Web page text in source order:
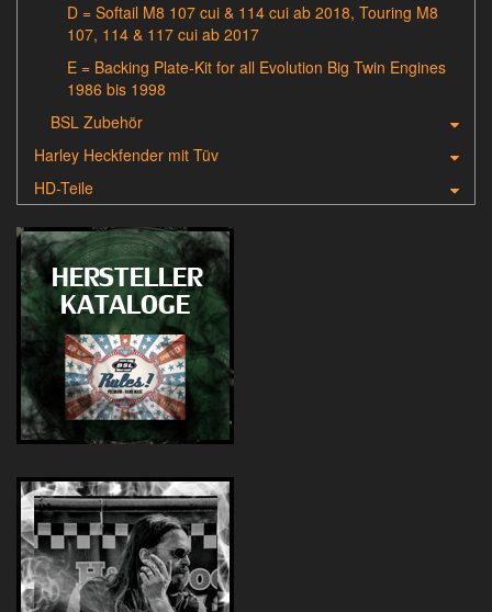
D = Softail M8 107 cui & 114 cui ab 2018, Touring M8
107, 114 & 117 cui ab 2017
E = Backing Plate-Kit for all Evolution Big Twin Engines
1986 bis 1998
BSL Zubehör
Harley Heckfender mit Tüv
HD-Teile